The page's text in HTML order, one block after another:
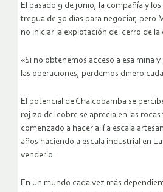
El pasado 9 de junio, la compañía y
tregua de 30 días para negociar, pero
no iniciar la explotación del cerro de la
«Si no obtenemos acceso a esa mina
las operaciones, perdemos dinero
El potencial de Chalcobamba se
rojizo del cobre se aprecia en las
comenzado a hacer allí a escala
años haciendo a escala industrial en
venderlo.
En un mundo cada vez más